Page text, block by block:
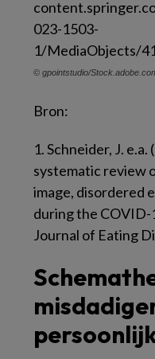
© gpointstudio/
Bron:
1. Schneider, J.
systematic review
image, disordered
during the COVID-
Journal of Eating